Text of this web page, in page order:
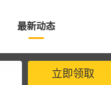
最新动态
立即领取